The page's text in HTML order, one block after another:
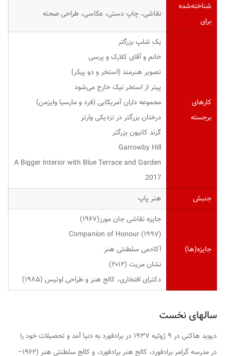
شناخته‌شده
برای
نقاشی، چاپ دستی، عکاسی، طراحی صحنه
کارهای
برجسته
یک شلپ بزرگتر
خانم و آقای کلارک و پرسی
تصویر هنرمند (استخر و دو پیکر)
پیتر از استخر نیک خارج می‌شود
مجموعه داران آمریکایی (فرد و مارسیا وایزمن)
درختان بزرگتر در نزدیکی وارتر
گرند کانیون بزرگتر
Garrowby Hill
A Bigger Interior with Blue Terrace and Garden
2017
جنبش
هنر پاپ
جایزه(ها)
جایزه نقاشی جان مورز(۱۹۶۷)
Companion of Honour (۱۹۹۷)
آکادمی سلطنتی هنر
نشان مریت (۲۰۱۲)
دکترای افتخاری، کالج هنر و طراحی اوتیس (۱۹۸۵)
سالهای نخست
دیوید هاکنی در ۹ ژوئیه ۱۹۳۷ در برادفورد به دنیا آمد و تحصیلات خود را
در مدرسه گرامر برادفورد، کالج هنر برادفورد، و کالج سلطنتی هنر (۱۹۶۲–